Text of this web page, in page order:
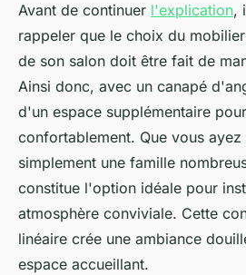
Avant de continuer l'explication,
rappeler que le choix du
de son salon doit être fait de
Ainsi donc, avec un canapé
d'un espace supplémentaire
confortablement. Que vous
simplement une famille
constitue l'option idéale pour
atmosphère conviviale. Cette
linéaire crée une ambiance
espace accueillant.